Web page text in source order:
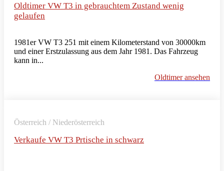
Oldtimer VW T3 in gebrauchtem Zustand wenig
gelaufen
1981er VW T3 251 mit einem Kilometerstand von 30000km
und einer Erstzulassung aus dem Jahr 1981. Das Fahrzeug
kann in...
Oldtimer ansehen
Österreich / Niederösterreich
Verkaufe VW T3 Prtische in schwarz